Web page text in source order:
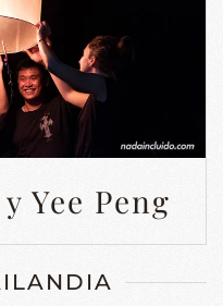
Yee Peng